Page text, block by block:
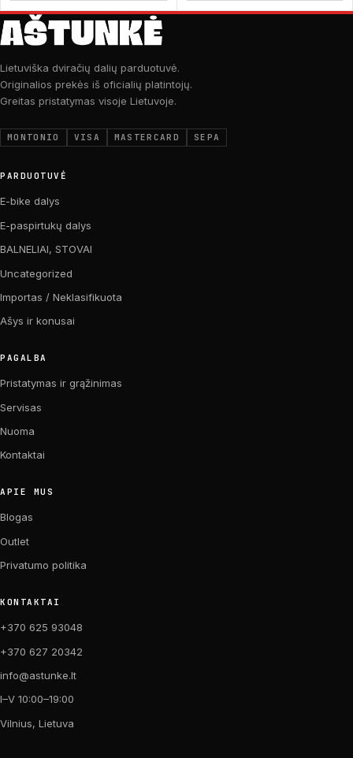
Lietuviška dviračių dalių parduotuvė.
Originalios prekės iš oficialių platintojų.
Greitas pristatymas visoje Lietuvoje.
MONTONIO VISA MASTERCARD SEPA
PARDUOTUVĖ
E-bike dalys
E-paspirtukų dalys
BALNELIAI, STOVAI
Uncategorized
Importas / Neklasifikuota
Ašys ir konusai
PAGALBA
Pristatymas ir grąžinimas
Servisas
Nuoma
Kontaktai
APIE MUS
Blogas
Outlet
Privatumo politika
KONTAKTAI
+370 625 93048
+370 627 20342
info@astunke.lt
I–V 10:00–19:00
Vilnius, Lietuva